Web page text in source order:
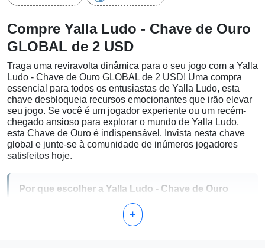
Compre Yalla Ludo - Chave de Ouro
GLOBAL de 2 USD
Traga uma reviravolta dinâmica para o seu jogo com a Yalla
Ludo - Chave de Ouro GLOBAL de 2 USD! Uma compra
essencial para todos os entusiastas de Yalla Ludo, esta
chave desbloqueia recursos emocionantes que irão elevar
seu jogo. Se você é um jogador experiente ou um recém-
chegado ansioso para explorar o mundo de Yalla Ludo,
esta Chave de Ouro é indispensável. Invista nesta chave
global e junte-se à comunidade de inúmeros jogadores
satisfeitos hoje.
Por que escolher a Yalla Ludo - Chave de Ouro
+